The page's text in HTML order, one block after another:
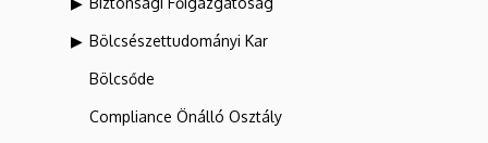
Bölcsészettudományi Kar
Bölcsőde
Compliance Önálló Osztály